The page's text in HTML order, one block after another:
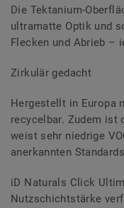
Die Tektanium-
ultramatte Optik und
Flecken und Abrieb –
Zirkulär gedacht
Hergestellt in Europa
recycelbar. Zudem ist
weist sehr niedrige
anerkannten
iD Naturals Click
Nutzschichtstärke